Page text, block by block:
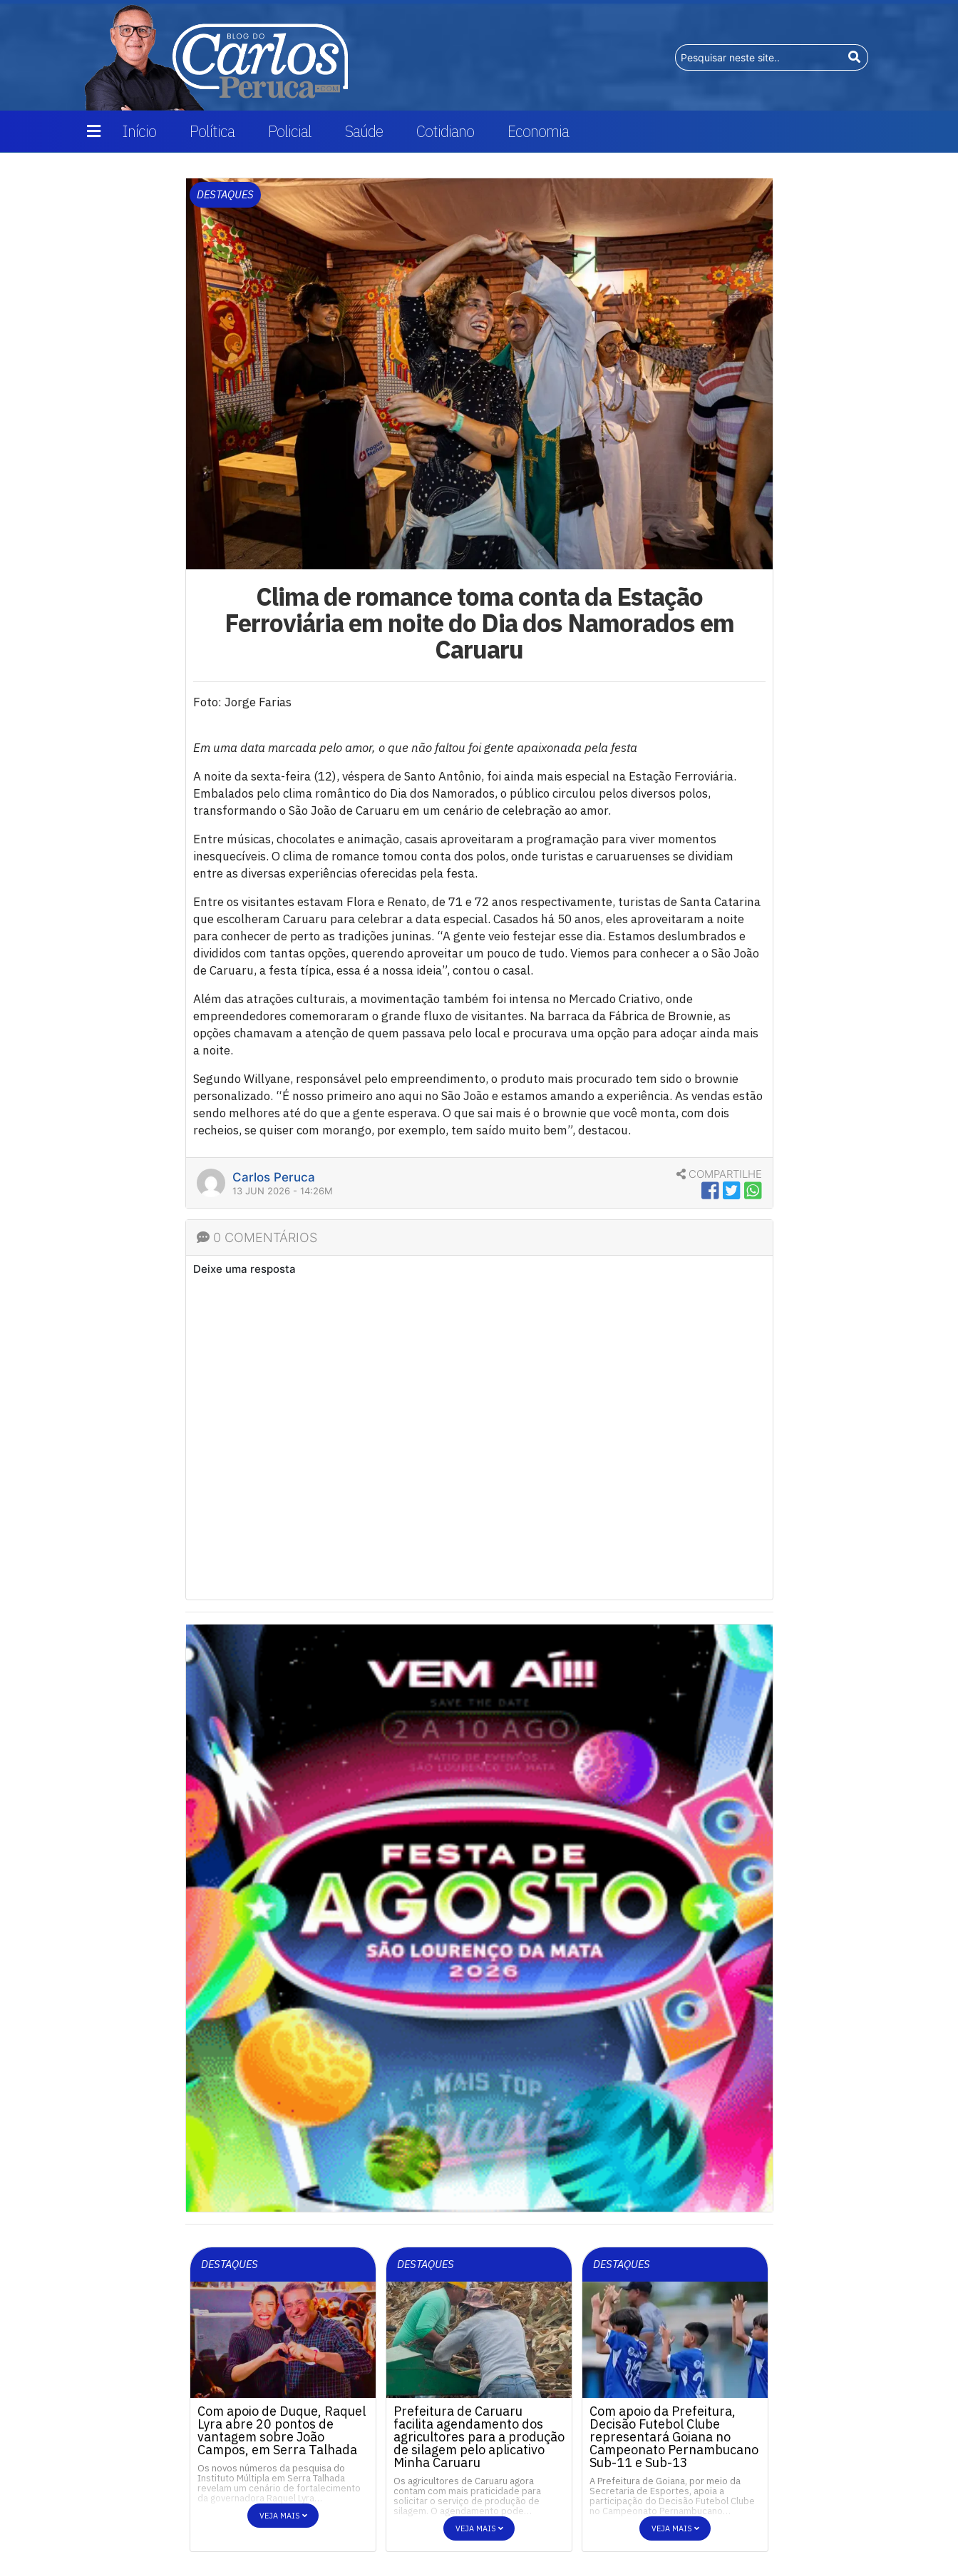
Início Política Policial Saúde Cotidiano Economia
DESTAQUES
Clima de romance toma conta da Estação
Ferroviária em noite do Dia dos Namorados em
Caruaru
Foto: Jorge Farias
Em uma data marcada pelo amor, o que não faltou foi gente apaixonada pela festa
A noite da sexta-feira (12), véspera de Santo Antônio, foi ainda mais especial na Estação Ferroviária.
Embalados pelo clima romântico do Dia dos Namorados, o público circulou pelos diversos polos,
transformando o São João de Caruaru em um cenário de celebração ao amor.
Entre músicas, chocolates e animação, casais aproveitaram a programação para viver momentos
inesquecíveis. O clima de romance tomou conta dos polos, onde turistas e caruaruenses se dividiam
entre as diversas experiências oferecidas pela festa.
Entre os visitantes estavam Flora e Renato, de 71 e 72 anos respectivamente, turistas de Santa Catarina
que escolheram Caruaru para celebrar a data especial. Casados há 50 anos, eles aproveitaram a noite
para conhecer de perto as tradições juninas. “A gente veio festejar esse dia. Estamos deslumbrados e
divididos com tantas opções, querendo aproveitar um pouco de tudo. Viemos para conhecer a o São João
de Caruaru, a festa típica, essa é a nossa ideia”, contou o casal.
Além das atrações culturais, a movimentação também foi intensa no Mercado Criativo, onde
empreendedores comemoraram o grande fluxo de visitantes. Na barraca da Fábrica de Brownie, as
opções chamavam a atenção de quem passava pelo local e procurava uma opção para adoçar ainda mais
a noite.
Segundo Willyane, responsável pelo empreendimento, o produto mais procurado tem sido o brownie
personalizado. “É nosso primeiro ano aqui no São João e estamos amando a experiência. As vendas estão
sendo melhores até do que a gente esperava. O que sai mais é o brownie que você monta, com dois
recheios, se quiser com morango, por exemplo, tem saído muito bem”, destacou.
Carlos Peruca
13 JUN 2026 - 14:26M
COMPARTILHE
0 COMENTÁRIOS
Deixe uma resposta
DESTAQUES
Com apoio de Duque, Raquel
Lyra abre 20 pontos de
vantagem sobre João
Campos, em Serra Talhada
Os novos números da pesquisa do
Instituto Múltipla em Serra Talhada
revelam um cenário de fortalecimento
da governadora Raquel Lyra…
VEJA MAIS
DESTAQUES
Prefeitura de Caruaru
facilita agendamento dos
agricultores para a produção
de silagem pelo aplicativo
Minha Caruaru
Os agricultores de Caruaru agora
contam com mais praticidade para
solicitar o serviço de produção de
silagem. O agendamento pode…
VEJA MAIS
DESTAQUES
Com apoio da Prefeitura,
Decisão Futebol Clube
representará Goiana no
Campeonato Pernambucano
Sub-11 e Sub-13
A Prefeitura de Goiana, por meio da
Secretaria de Esportes, apoia a
participação do Decisão Futebol Clube
no Campeonato Pernambucano…
VEJA MAIS